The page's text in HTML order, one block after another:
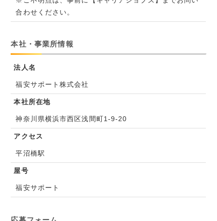
合わせください。
本社・事業所情報
法人名
福安サポート株式会社
本社所在地
神奈川県横浜市西区浅間町1-9-20
アクセス
平沼橋駅
屋号
福安サポート